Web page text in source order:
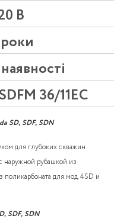
В
36/11EC
SD, SDF, SDN
для глубоких скважин
рубашкой из
для мод. 4SD и
SDF, SDN